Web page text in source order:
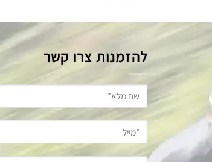
להזמנות צרו קשר